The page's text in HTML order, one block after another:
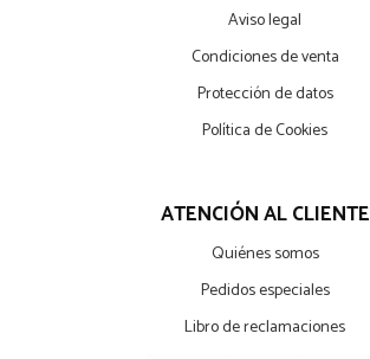
Aviso legal
Condiciones de venta
Protección de datos
Política de Cookies
ATENCIÓN AL CLIENTE
Quiénes somos
Pedidos especiales
Libro de reclamaciones